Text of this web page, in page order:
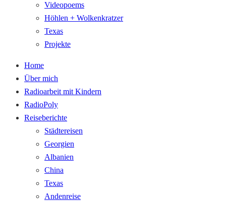
Videopoems
Höhlen + Wolkenkratzer
Texas
Projekte
Home
Über mich
Radioarbeit mit Kindern
RadioPoly
Reiseberichte
Städtereisen
Georgien
Albanien
China
Texas
Andenreise